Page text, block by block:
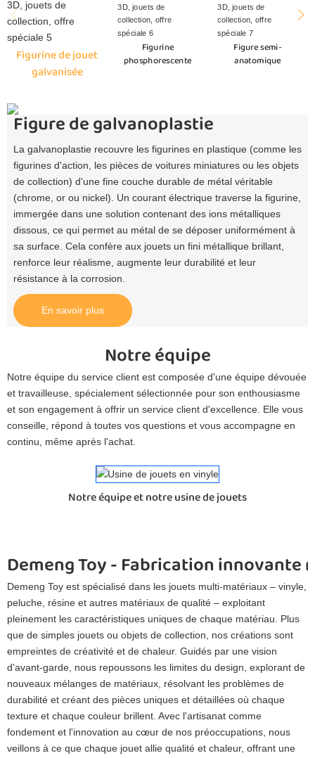
Figurine de jouet
galvanisée
Figurine
phosphorescente
Figure semi-
anatomique
Figure de galvanoplastie
La galvanoplastie recouvre les figurines en plastique (comme les
figurines d'action, les pièces de voitures miniatures ou les objets
de collection) d'une fine couche durable de métal véritable
(chrome, or ou nickel). Un courant électrique traverse la figurine,
immergée dans une solution contenant des ions métalliques
dissous, ce qui permet au métal de se déposer uniformément à
sa surface. Cela confère aux jouets un fini métallique brillant,
renforce leur réalisme, augmente leur durabilité et leur
résistance à la corrosion.
En savoir plus
Notre équipe
Notre équipe du service client est composée d'une équipe dévouée
et travailleuse, spécialement sélectionnée pour son enthousiasme
et son engagement à offrir un service client d'excellence. Elle vous
conseille, répond à toutes vos questions et vous accompagne en
continu, même après l'achat.
Notre équipe et notre usine de jouets
Demeng Toy - Fabrication
Demeng Toy est spécialisé dans les jouets multi-matériaux – vinyle,
peluche, résine et autres matériaux de qualité – exploitant
pleinement les caractéristiques uniques de chaque matériau. Plus
que de simples jouets ou objets de collection, nos créations sont
empreintes de créativité et de chaleur. Guidés par une vision
d'avant-garde, nous repoussons les limites du design, explorant de
nouveaux mélanges de matériaux, résolvant les problèmes de
durabilité et créant des pièces uniques et détaillées où chaque
texture et chaque couleur brillent. Avec l'artisanat comme
fondement et l'innovation au cœur de nos préoccupations, nous
veillons à ce que chaque jouet allie qualité et chaleur, offrant une